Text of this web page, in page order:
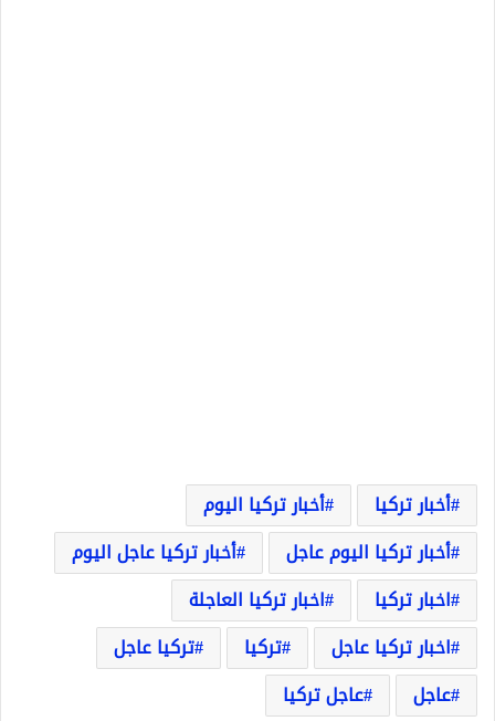
أخبار تركيا
أخبار تركيا اليوم
أخبار تركيا اليوم عاجل
أخبار تركيا عاجل اليوم
اخبار تركيا
اخبار تركيا العاجلة
اخبار تركيا عاجل
تركيا
تركيا عاجل
عاجل
عاجل تركيا